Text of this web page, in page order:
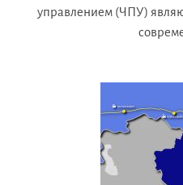
управлением (ЧПУ)